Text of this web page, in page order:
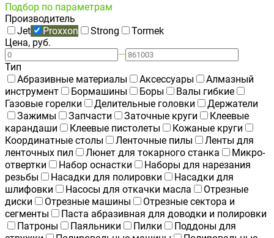
Подбор по параметрам
Производитель
Jet
Proxxon Strong
Tormek
Цена, руб.
—
Тип
Абразивные материалы
Аксессуары
Алмазный
инструмент
Бормашины Боры
Валы гибкие
Газовые горелки
Делительные головки
Держатели
Зажимы
Запчасти Заточные круги
Клеевые
карандаши
Клеевые пистолеты
Кожаные круги
Координатные столы
Ленточные пилы
Ленты для
ленточных пил
Люнет для токарного станка
Микро-
отвертки
Набор оснастки
Наборы для нарезания
резьбы
Насадки для полировки
Насадки для
шлифовки
Насосы для откачки масла
Отрезные
диски
Отрезные машины
Отрезные сектора и
сегменты
Паста абразивная для доводки и полировки
Патроны
Паяльники Пилки
Поддоны для